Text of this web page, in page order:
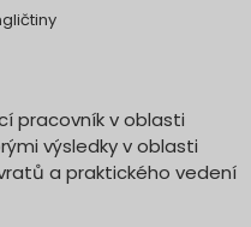
pracovník v oblasti
výsledky v oblasti
a praktického vedení